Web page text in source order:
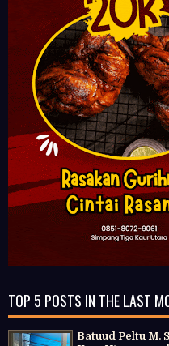
TOP 5 POSTS IN THE LAST
Batuud Peltu M.